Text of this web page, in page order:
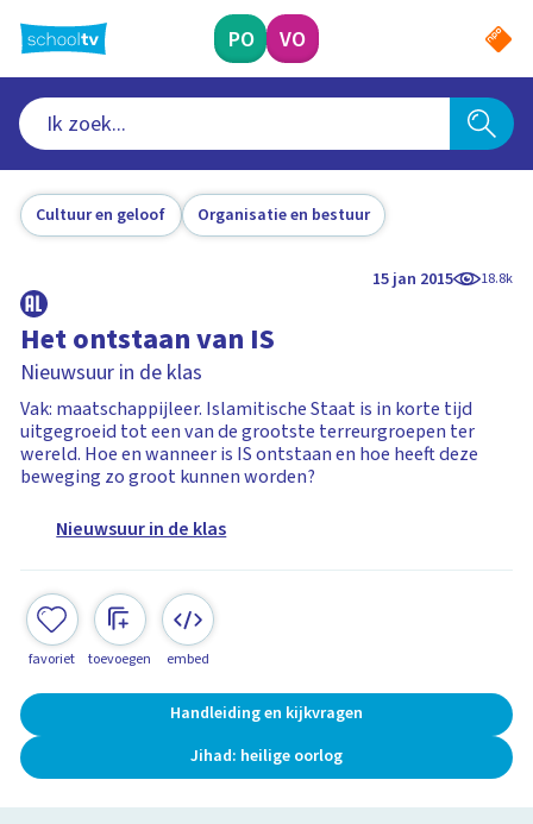
naar
hoofdinhoud
PO VO
Cultuur en geloof Organisatie en bestuur
15 jan 2015 18.8k
Het ontstaan van IS
Nieuwsuur in de klas
Vak: maatschappijleer. Islamitische Staat is in korte tijd
uitgegroeid tot een van de grootste terreurgroepen ter
wereld. Hoe en wanneer is IS ontstaan en hoe heeft deze
beweging zo groot kunnen worden?
Nieuwsuur in de klas
favoriet toevoegen embed
Handleiding en kijkvragen
Jihad: heilige oorlog